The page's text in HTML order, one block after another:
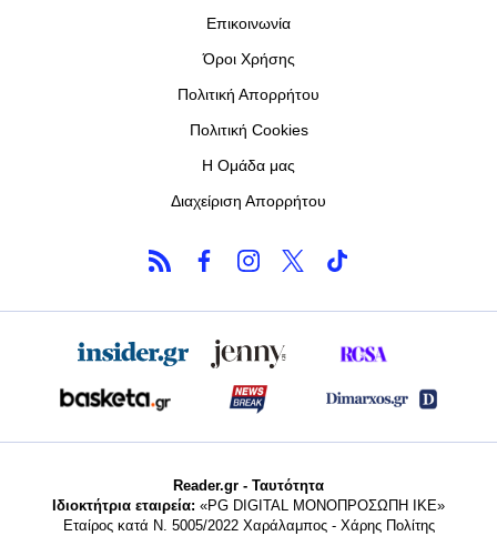
Επικοινωνία
Όροι Χρήσης
Πολιτική Απορρήτου
Πολιτική Cookies
Η Ομάδα μας
Διαχείριση Απορρήτου
Reader.gr - Ταυτότητα
Ιδιοκτήτρια εταιρεία: «PG DIGITAL MONΟΠΡΟΣΩΠΗ ΙΚΕ»
Εταίρος κατά Ν. 5005/2022 Χαράλαμπος - Χάρης Πολίτης